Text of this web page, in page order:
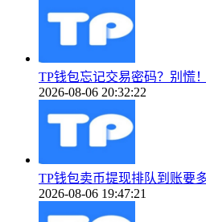
TP钱包忘记交易密码？别慌
2026-08-06 20:32:22
TP钱包卖币提现排队到账要
2026-08-06 19:47:21